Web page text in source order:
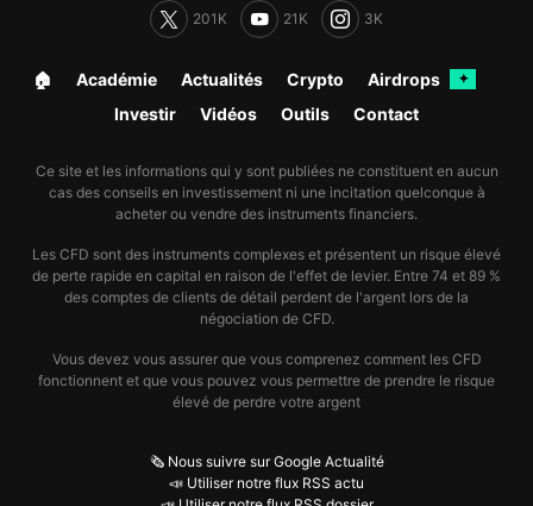
201K 21K 3K
🏠︎ Académie Actualités Crypto Airdrops ✦
Investir Vidéos Outils Contact
Ce site et les informations qui y sont publiées ne constituent en aucun
cas des conseils en investissement ni une incitation quelconque à
acheter ou vendre des instruments financiers.
Les CFD sont des instruments complexes et présentent un risque élevé
de perte rapide en capital en raison de l'effet de levier. Entre 74 et 89 %
des comptes de clients de détail perdent de l'argent lors de la
négociation de CFD.
Vous devez vous assurer que vous comprenez comment les CFD
fonctionnent et que vous pouvez vous permettre de prendre le risque
élevé de perdre votre argent
🗞️ Nous suivre sur Google Actualité
📣 Utiliser notre flux RSS actu